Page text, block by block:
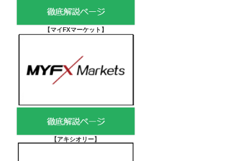
【マイFXマーケット 】
【アキシオリー】